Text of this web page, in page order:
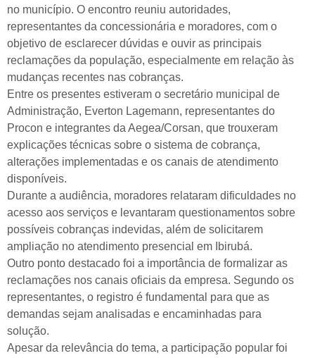
no município. O encontro reuniu autoridades,
representantes da concessionária e moradores, com o
objetivo de esclarecer dúvidas e ouvir as principais
reclamações da população, especialmente em relação às
mudanças recentes nas cobranças.
Entre os presentes estiveram o secretário municipal de
Administração, Everton Lagemann, representantes do
Procon e integrantes da Aegea/Corsan, que trouxeram
explicações técnicas sobre o sistema de cobrança,
alterações implementadas e os canais de atendimento
disponíveis.
Durante a audiência, moradores relataram dificuldades no
acesso aos serviços e levantaram questionamentos sobre
possíveis cobranças indevidas, além de solicitarem
ampliação no atendimento presencial em Ibirubá.
Outro ponto destacado foi a importância de formalizar as
reclamações nos canais oficiais da empresa. Segundo os
representantes, o registro é fundamental para que as
demandas sejam analisadas e encaminhadas para
solução.
Apesar da relevância do tema, a participação popular foi